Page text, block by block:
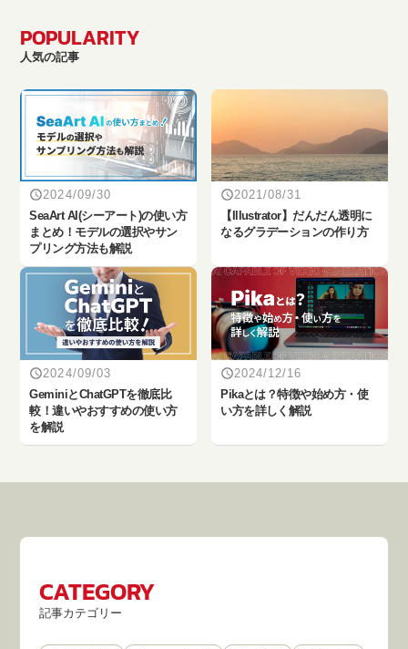
POPULARITY
人気の記事
2024/09/30
SeaArt AI(シーアート)の使い方
まとめ！モデルの選択やサン
プリング方法も解説
2021/08/31
【Illustrator】だんだん透明に
なるグラデーションの作り方
2024/09/03
‎GeminiとChatGPTを徹底比
較！違いやおすすめの使い方
を解説
2024/12/16
Pikaとは？特徴や始め方・使
い方を詳しく解説
CATEGORY
記事カテゴリー